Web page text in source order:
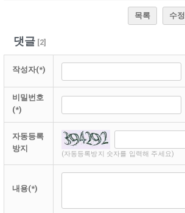
목록 수정
댓글[2]
작성자(*)
비밀번호
(*)
자동등록
방지
(자동등록방지 숫자를 입력해 주세요)
내용(*)